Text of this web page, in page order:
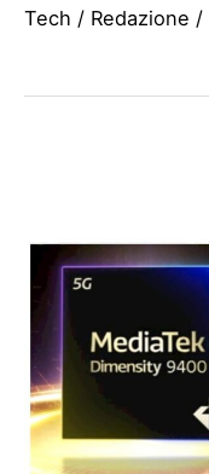
Tech / Redazione /